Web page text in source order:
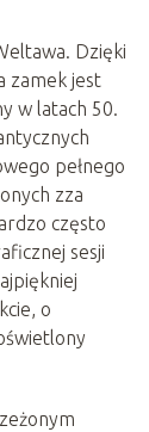
Dzięki
zamek jest
w latach 50.
pełnego
zza
często
sesji
o